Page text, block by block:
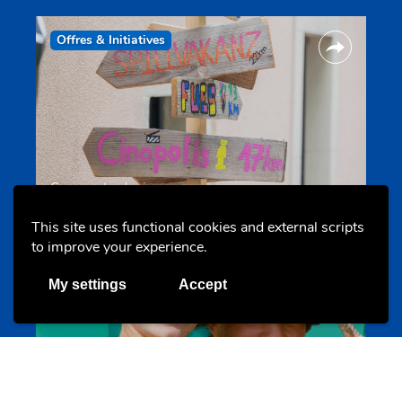
This site uses functional cookies and external scripts
to improve your experience.
My settings Accept
Offres & Initiatives
Camps et colonies
Evenements